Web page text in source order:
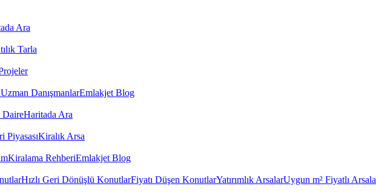
Ara
Tarla
Uzman DanışmanlarEmlakjet Blog
DaireHaritada Ara
PiyasasıKiralık Arsa
Kiralama RehberiEmlakjet Blog
Hızlı Geri Dönüşlü KonutlarFiyatı Düşen KonutlarYatırımlık ArsalarUygun m² Fiyatlı